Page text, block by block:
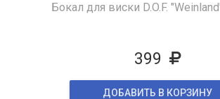
Бокал для виски D.O.F.
399
ДОБАВИТЬ В КОРЗИНУ